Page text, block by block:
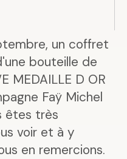
un coffret
bouteille de
MEDAILLE D OR
Faÿ Michel
êtes très
voir et à y
en remercions.